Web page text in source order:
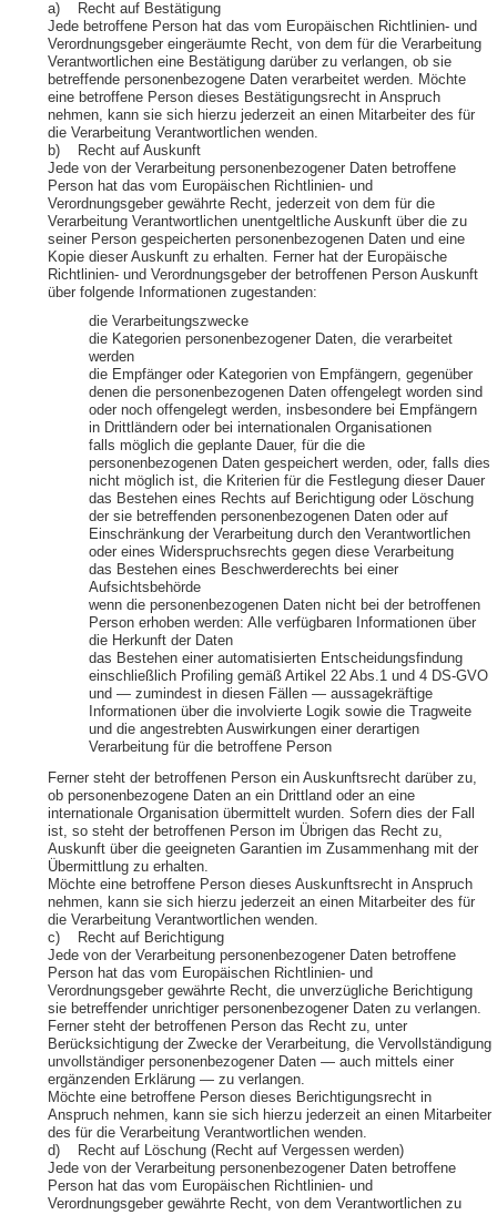
a) Recht auf Bestätigung
Jede betroffene Person hat das vom Europäischen Richtlinien- und
Verordnungsgeber eingeräumte Recht, von dem für die Verarbeitung
Verantwortlichen eine Bestätigung darüber zu verlangen, ob sie
betreffende personenbezogene Daten verarbeitet werden. Möchte
eine betroffene Person dieses Bestätigungsrecht in Anspruch
nehmen, kann sie sich hierzu jederzeit an einen Mitarbeiter des für
die Verarbeitung Verantwortlichen wenden.
b) Recht auf Auskunft
Jede von der Verarbeitung personenbezogener Daten betroffene
Person hat das vom Europäischen Richtlinien- und
Verordnungsgeber gewährte Recht, jederzeit von dem für die
Verarbeitung Verantwortlichen unentgeltliche Auskunft über die zu
seiner Person gespeicherten personenbezogenen Daten und eine
Kopie dieser Auskunft zu erhalten. Ferner hat der Europäische
Richtlinien- und Verordnungsgeber der betroffenen Person Auskunft
über folgende Informationen zugestanden:
die Verarbeitungszwecke
die Kategorien personenbezogener Daten, die verarbeitet
werden
die Empfänger oder Kategorien von Empfängern, gegenüber
denen die personenbezogenen Daten offengelegt worden sind
oder noch offengelegt werden, insbesondere bei Empfängern
in Drittländern oder bei internationalen Organisationen
falls möglich die geplante Dauer, für die die
personenbezogenen Daten gespeichert werden, oder, falls dies
nicht möglich ist, die Kriterien für die Festlegung dieser Dauer
das Bestehen eines Rechts auf Berichtigung oder Löschung
der sie betreffenden personenbezogenen Daten oder auf
Einschränkung der Verarbeitung durch den Verantwortlichen
oder eines Widerspruchsrechts gegen diese Verarbeitung
das Bestehen eines Beschwerderechts bei einer
Aufsichtsbehörde
wenn die personenbezogenen Daten nicht bei der betroffenen
Person erhoben werden: Alle verfügbaren Informationen über
die Herkunft der Daten
das Bestehen einer automatisierten Entscheidungsfindung
einschließlich Profiling gemäß Artikel 22 Abs.1 und 4 DS-GVO
und — zumindest in diesen Fällen — aussagekräftige
Informationen über die involvierte Logik sowie die Tragweite
und die angestrebten Auswirkungen einer derartigen
Verarbeitung für die betroffene Person
Ferner steht der betroffenen Person ein Auskunftsrecht darüber zu,
ob personenbezogene Daten an ein Drittland oder an eine
internationale Organisation übermittelt wurden. Sofern dies der Fall
ist, so steht der betroffenen Person im Übrigen das Recht zu,
Auskunft über die geeigneten Garantien im Zusammenhang mit der
Übermittlung zu erhalten.
Möchte eine betroffene Person dieses Auskunftsrecht in Anspruch
nehmen, kann sie sich hierzu jederzeit an einen Mitarbeiter des für
die Verarbeitung Verantwortlichen wenden.
c) Recht auf Berichtigung
Jede von der Verarbeitung personenbezogener Daten betroffene
Person hat das vom Europäischen Richtlinien- und
Verordnungsgeber gewährte Recht, die unverzügliche Berichtigung
sie betreffender unrichtiger personenbezogener Daten zu verlangen.
Ferner steht der betroffenen Person das Recht zu, unter
Berücksichtigung der Zwecke der Verarbeitung, die Vervollständigung
unvollständiger personenbezogener Daten — auch mittels einer
ergänzenden Erklärung — zu verlangen.
Möchte eine betroffene Person dieses Berichtigungsrecht in
Anspruch nehmen, kann sie sich hierzu jederzeit an einen Mitarbeiter
des für die Verarbeitung Verantwortlichen wenden.
d) Recht auf Löschung (Recht auf Vergessen werden)
Jede von der Verarbeitung personenbezogener Daten betroffene
Person hat das vom Europäischen Richtlinien- und
Verordnungsgeber gewährte Recht, von dem Verantwortlichen zu